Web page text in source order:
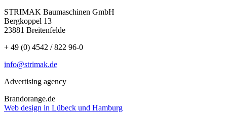
STRIMAK Baumaschinen GmbH
Bergkoppel 13
23881 Breitenfelde
+ 49 (0) 4542 / 822 96-0
info@strimak.de
Advertising agency
Brandorange.de
Web design in Lübeck und Hamburg